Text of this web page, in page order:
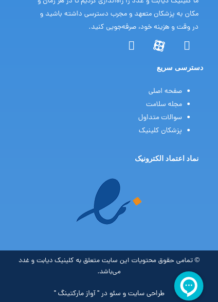
مکان به پزشکان متعهد و مجرب دسترسی داشته باشید و
در وقت و هزینه خود، صرفه‌جویی کنید.
I
n
s
t
a
g
r
a
m
Y
o
دسترسی سریع
صفحه اصلی
مجله سلامت
سوالات متداول
پزشکان کلینیک
نماد اعتماد الکترونیک
© تمامی حقوق محتویات این سایت متعلق به کلینیک دیابت و غدد
می‌باشد.
طراحی سایت و سئو در " آواز مارکتینگ "